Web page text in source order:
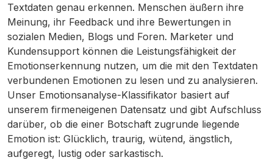
Textdaten genau erkennen. Menschen äußern ihre
Meinung, ihr Feedback und ihre Bewertungen in
sozialen Medien, Blogs und Foren. Marketer und
Kundensupport können die Leistungsfähigkeit der
Emotionserkennung nutzen, um die mit den Textdaten
verbundenen Emotionen zu lesen und zu analysieren.
Unser Emotionsanalyse-Klassifikator basiert auf
unserem firmeneigenen Datensatz und gibt Aufschluss
darüber, ob die einer Botschaft zugrunde liegende
Emotion ist: Glücklich, traurig, wütend, ängstlich,
aufgeregt, lustig oder sarkastisch.